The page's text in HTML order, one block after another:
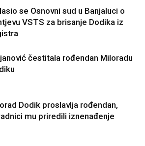
se Osnovni sud u Banjaluci o
VSTS za brisanje Dodika iz
čestitala rođendan Miloradu
Dodik proslavlja rođendan,
mu priredili iznenađenje